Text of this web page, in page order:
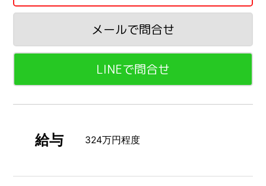
メールで問合せ
LINEで問合せ
給与 324万円程度